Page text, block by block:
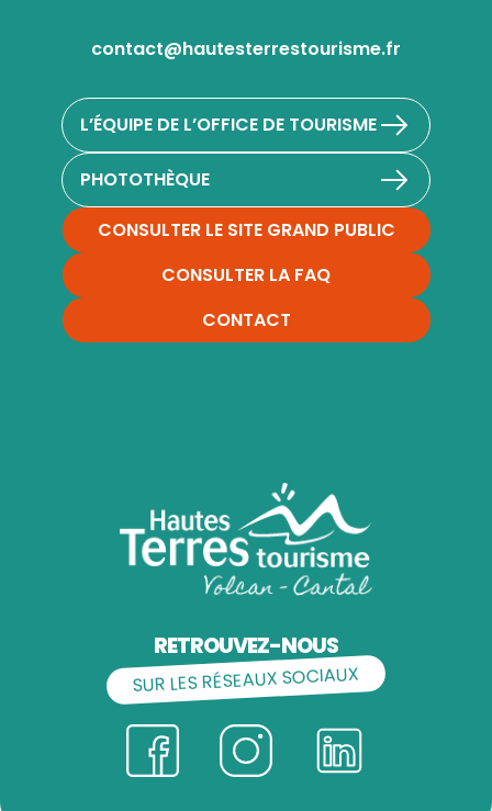
RETROUVEZ-NOUS
SUR LES RÉSEAUX SOCIAUX
contact@hautesterrestourisme.fr
L’ÉQUIPE DE L’OFFICE DE TOURISME
PHOTOTHÈQUE
CONSULTER LE SITE GRAND PUBLIC
CONSULTER LA FAQ
CONTACT